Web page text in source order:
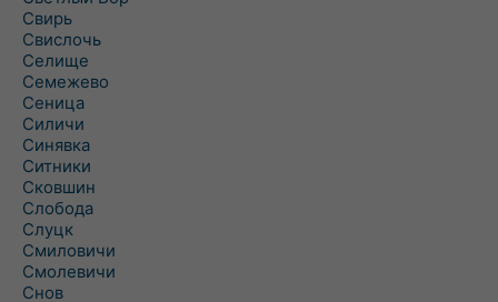
Свирь
Свислочь
Селище
Семежево
Сеница
Силичи
Синявка
Ситники
Сковшин
Слобода
Слуцк
Смиловичи
Смолевичи
Снов